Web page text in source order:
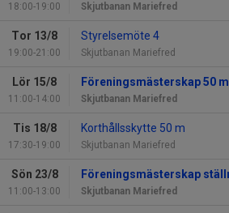
18:00-19:00 Skjutbanan Mariefred
Tor 13/8
19:00-21:00
Styrelsemöte 4
Skjutbanan Mariefred
Lör 15/8
11:00-14:00
Föreningsmästerskap 50
Skjutbanan Mariefred
Tis 18/8
17:30-19:00
Korthållsskytte 50 m
Skjutbanan Mariefred
Sön 23/8
11:00-13:00
Föreningsmästerskap
Skjutbanan Mariefred